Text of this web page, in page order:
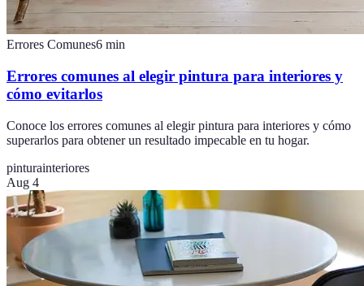
Errores Comunes6 min
Errores comunes al elegir pintura para interiores y
cómo evitarlos
Conoce los errores comunes al elegir pintura para interiores y cómo
superarlos para obtener un resultado impecable en tu hogar.
pinturainteriores
Aug 4